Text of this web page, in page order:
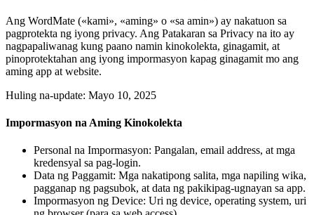
Ang WordMate («kami», «aming» o «sa amin») ay nakatuon sa
pagprotekta ng iyong privacy. Ang Patakaran sa Privacy na ito ay
nagpapaliwanag kung paano namin kinokolekta, ginagamit, at
pinoprotektahan ang iyong impormasyon kapag ginagamit mo ang
aming app at website.
Huling na-update: Mayo 10, 2025
Impormasyon na Aming Kinokolekta
Personal na Impormasyon: Pangalan, email address, at mga
kredensyal sa pag-login.
Data ng Paggamit: Mga nakatipong salita, mga napiling wika,
pagganap ng pagsubok, at data ng pakikipag-ugnayan sa app.
Impormasyon ng Device: Uri ng device, operating system, uri